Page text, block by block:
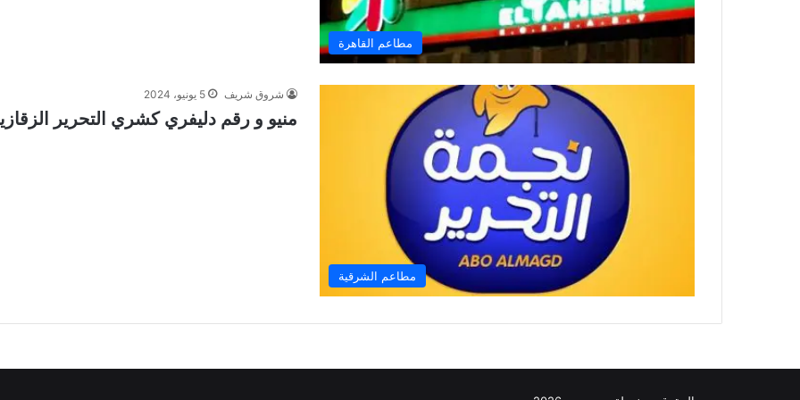
مطاعم القاهرة
مطاعم الشرقية
شروق شريف 5 يونيو، 2024
منيو و رقم دليفري كشري التحرير الزقازيق